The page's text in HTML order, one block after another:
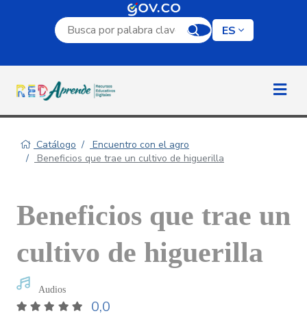
Campo de búsqueda por palabra clave
ES
Catálogo
Encuentro con el agro
Beneficios que trae un cultivo de higuerilla
Beneficios que trae un
cultivo de higuerilla
Audios
0,0